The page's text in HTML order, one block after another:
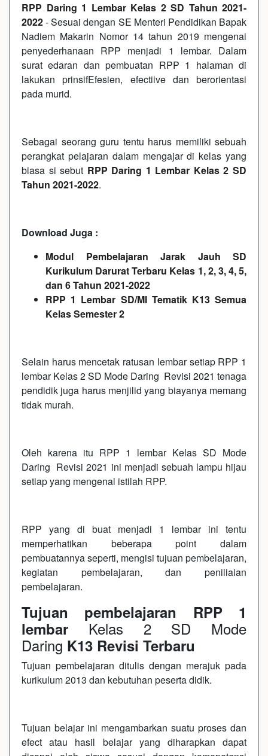
RPP Daring 1 Lembar Kelas 2 SD Tahun 2021-
2022- Sesuai dengan SE Menteri Pendidikan Bapak
Nadiem Makarin Nomor 14 tahun 2019 mengenai
penyederhanaan RPP menjadi 1 lembar. Dalam
surat edaran dan pembuatan RPP 1 halaman di
lakukan prinsifEfesien, efectiive dan berorientasi
pada murid.
Sebagai seorang guru tentu harus memiliki sebuah
perangkat pelajaran dalam mengajar di kelas yang
biasa si sebut RPP Daring 1 Lembar Kelas 2 SD
Tahun 2021-2022.
Download Juga :
Modul Pembelajaran Jarak Jauh SD
Kurikulum Darurat Terbaru Kelas 1, 2, 3, 4, 5,
dan 6 Tahun 2021-2022
RPP 1 Lembar SD/MI Tematik K13 Semua
Kelas Semester 2
Selain harus mencetak ratusan lembar setiap RPP 1
lembar Kelas 2 SD Mode Daring Revisi 2021 tenaga
pendidik juga harus menjilid yang biayanya memang
tidak murah.
Oleh karena itu RPP 1 lembar Kelas SD Mode
Daring Revisi 2021 ini menjadi sebuah lampu hijau
setiap yang mengenal istilah RPP.
RPP yang di buat menjadi 1 lembar ini tentu
memperhatikan beberapa point dalam
pembuatannya seperti, mengisi tujuan pembelajaran,
kegiatan pembelajaran, dan peniliaian
pembelajaran.
Tujuan pembelajaran RPP 1
lembar Kelas 2 SD Mode
Daring K13 Revisi Terbaru
Tujuan pembelajaran ditulis dengan merajuk pada
kurikulum 2013 dan kebutuhan peserta didik.
Tujuan belajar ini mengambarkan suatu proses dan
efect atau hasil belajar yang diharapkan dapat